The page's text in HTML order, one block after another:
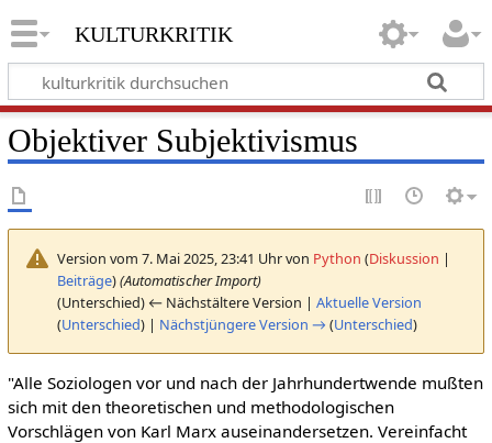
kulturkritik
Objektiver Subjektivismus
Version vom 7. Mai 2025, 23:41 Uhr von Python (Diskussion |
Beiträge)(Automatischer Import)
(Unterschied) ← Nächstältere Version | Aktuelle Version
(Unterschied) | Nächstjüngere Version → (Unterschied)
"Alle Soziologen vor und nach der Jahrhundertwende mußten
sich mit den theoretischen und methodologischen
Vorschlägen von Karl Marx auseinandersetzen. Vereinfacht